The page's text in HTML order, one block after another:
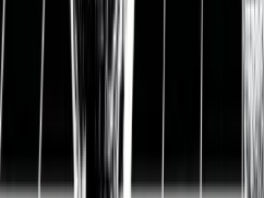
Was ist passiert?